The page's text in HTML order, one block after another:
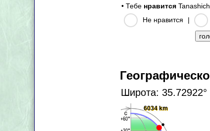
• Тебе нравится
Не нравится
|
Широта: 35.72922°
6034 km